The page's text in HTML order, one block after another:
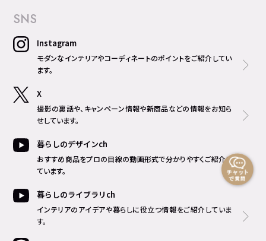
SNS
Instagram
モダンなインテリアやコーディネートのポイントをご紹介してい
ます。
X
撮影の裏話や、キャンペーン情報や新商品などの情報をお知ら
せしています。
暮らしのデザインch
おすすめ商品をプロの目線の動画形式で分かりやすくご紹介し
ています。
暮らしのライブラリch
インテリアのアイデアや暮らしに役立つ情報をご紹介していま
す。